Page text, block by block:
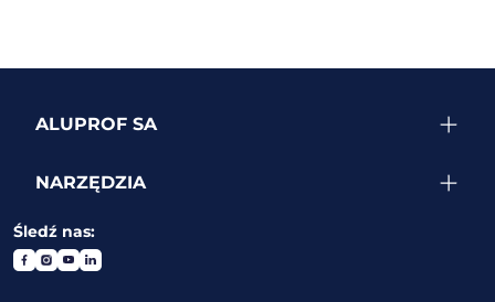
ALUPROF SA
NARZĘDZIA
Śledź nas: